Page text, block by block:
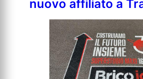
nuovo affiliato a